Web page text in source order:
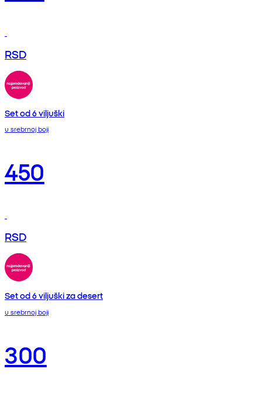
RSD
Set od 6 viljuški
u srebrnoj boji
450
RSD
Set od 6 viljuški za desert
u srebrnoj boji
300